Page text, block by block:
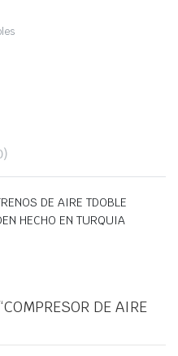
DE AIRE TDOBLE
HECHO EN TURQUIA
DE AIRE